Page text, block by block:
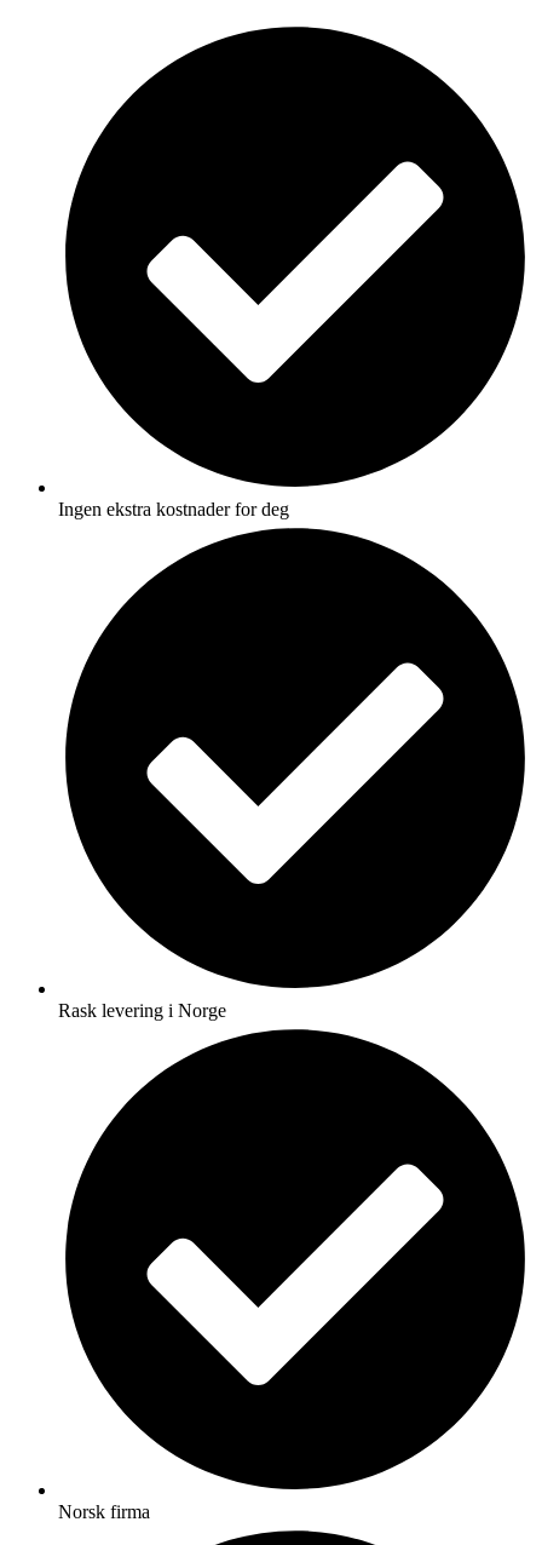
Ingen ekstra kostnader for deg
Rask levering i Norge
Norsk firma